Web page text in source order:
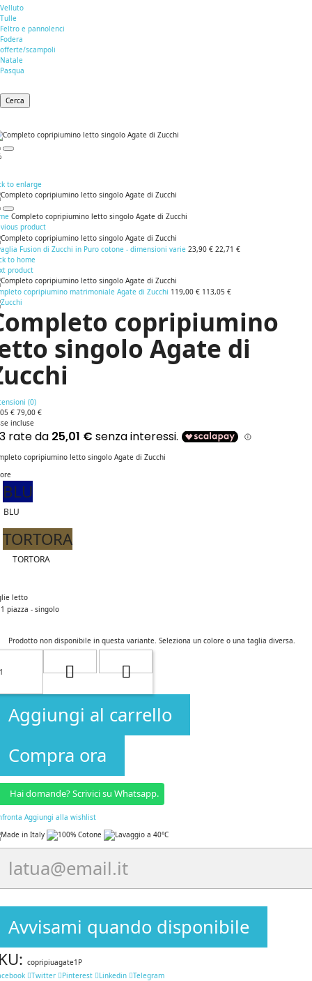
Velluto
Tulle
Feltro e pannolenci
Fodera
offerte/scampoli
Natale
Pasqua
Cerca
to enlarge
Completo copripiumino letto singolo Agate di Zucchi
product
Fusion di Zucchi in Puro cotone - dimensioni varie 23,90 € 22,71 €
to home
product
copripiumino matrimoniale Agate di Zucchi 119,00 € 113,05 €
copripiumino
singolo Agate di
(0)
€ 79,00 €
incluse
copripiumino letto singolo Agate di Zucchi
BLU
BLU
TORTORA
TORTORA
letto
1 piazza - singolo
Prodotto non disponibile in questa variante. Seleziona un colore o una taglia diversa.
Aggiungi al carrello
Compra ora
Hai domande? Scrivici su Whatsapp.
Aggiungi alla wishlist
Avvisami quando disponibile
copripiuagate1P
Twitter Pinterest Linkedin Telegram